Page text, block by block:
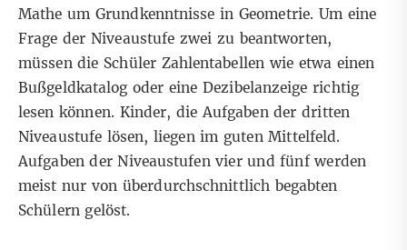
Mathe um Grundkenntnisse in Geometrie. Um eine
Frage der Niveaustufe zwei zu beantworten,
müssen die Schüler Zahlentabellen wie etwa einen
Bußgeldkatalog oder eine Dezibelanzeige richtig
lesen können. Kinder, die Aufgaben der dritten
Niveaustufe lösen, liegen im guten Mittelfeld.
Aufgaben der Niveaustufen vier und fünf werden
meist nur von überdurchschnittlich begabten
Schülern gelöst.